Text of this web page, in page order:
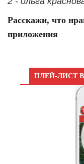
Расскажи, что
приложения
ПЛЕЙ-ЛИСТ